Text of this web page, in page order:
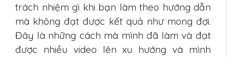
trách nhiệm gì khi bạn làm theo hướng dẫn
mà không đạt được kết quả như mong đợi.
Đây là những cách mà mình đã làm và đạt
được nhiều video lên xu hướng và mình